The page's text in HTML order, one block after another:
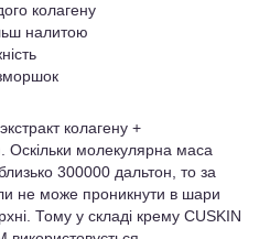
колагену
налитою
колагену +
Оскільки молекулярна маса
300000 дальтон, то за
не може проникнути в шари
Тому у складі крему CUSKIN